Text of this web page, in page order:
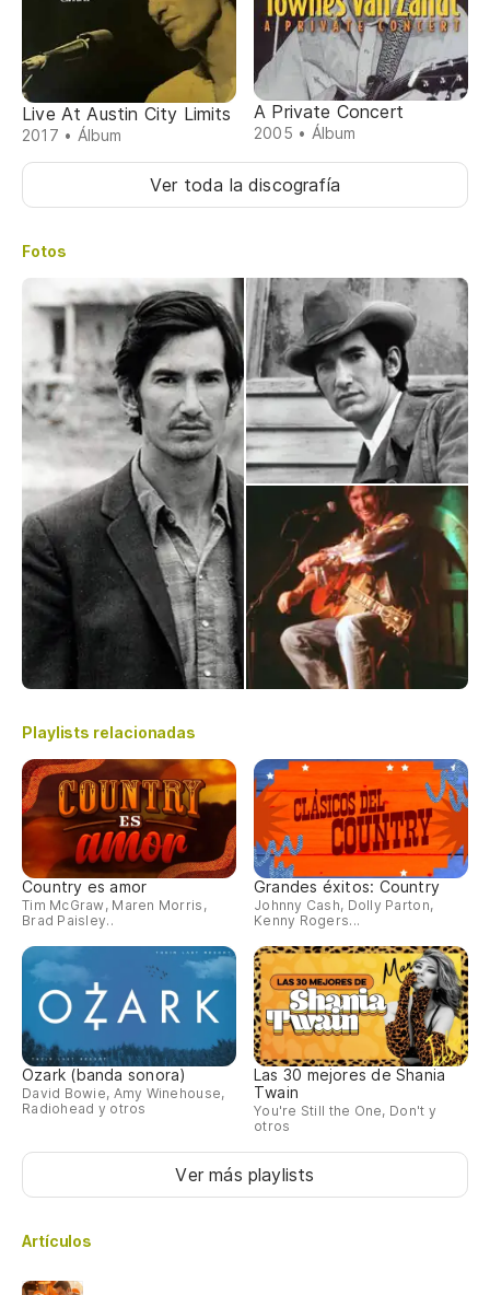
Live At Austin City Limits
2017 • Álbum
A Private Concert
2005 • Álbum
Ver toda la discografía
Fotos
Playlists relacionadas
Country es amor
Tim McGraw, Maren Morris,
Brad Paisley..
Grandes éxitos: Country
Johnny Cash, Dolly Parton,
Kenny Rogers...
Ozark (banda sonora)
David Bowie, Amy Winehouse,
Radiohead y otros
Las 30 mejores de Shania
Twain
You're Still the One, Don't y
otros
Ver más playlists
Artículos